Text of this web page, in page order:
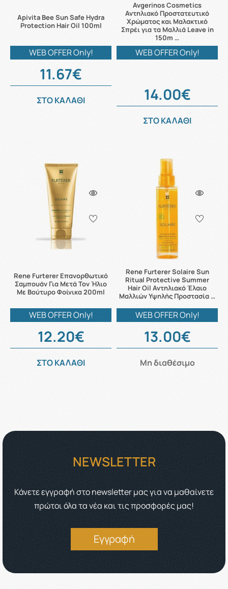
Apivita Bee Sun Safe Hydra
Protection Hair Oil 100ml
WEB OFFER Only!
11.67€
ΣΤΟ ΚΑΛΑΘΙ
Avgerinos Cosmetics
Αντηλιακό Προστατευτικό
Χρώματος και Μαλακτικό
Σπρέι για τα Μαλλιά Leave in
150m …
WEB OFFER Only!
14.00€
ΣΤΟ ΚΑΛΑΘΙ
Rene Furterer Επανορθωτικό
Σαμπουάν Για Μετά Τον Ήλιο
Με Βούτυρο Φοίνικα 200ml
WEB OFFER Only!
12.20€
ΣΤΟ ΚΑΛΑΘΙ
Rene Furterer Solaire Sun
Ritual Protective Summer
Hair Oil Αντηλιακό Έλαιο
Μαλλιών Υψηλής Προστασία …
WEB OFFER Only!
13.00€
Μη διαθέσιμο
NEWSLETTER
Κάνετε εγγραφή στο newsletter μας για να μαθαίνετε
πρώτοι όλα τα νέα και τις προσφορές μας!
Εγγραφή